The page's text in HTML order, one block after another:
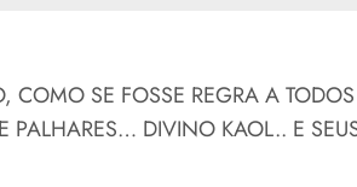
COMO SE FOSSE REGRA A
PALHARES… DIVINO KAOL.. E